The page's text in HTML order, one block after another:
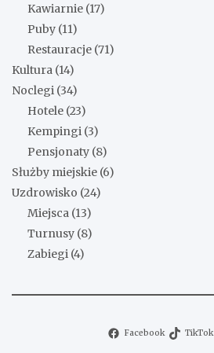
Kawiarnie (17)
Puby (11)
Restauracje (71)
Kultura (14)
Noclegi (34)
Hotele (23)
Kempingi (3)
Pensjonaty (8)
Służby miejskie (6)
Uzdrowisko (24)
Miejsca (13)
Turnusy (8)
Zabiegi (4)
Facebook TikTok